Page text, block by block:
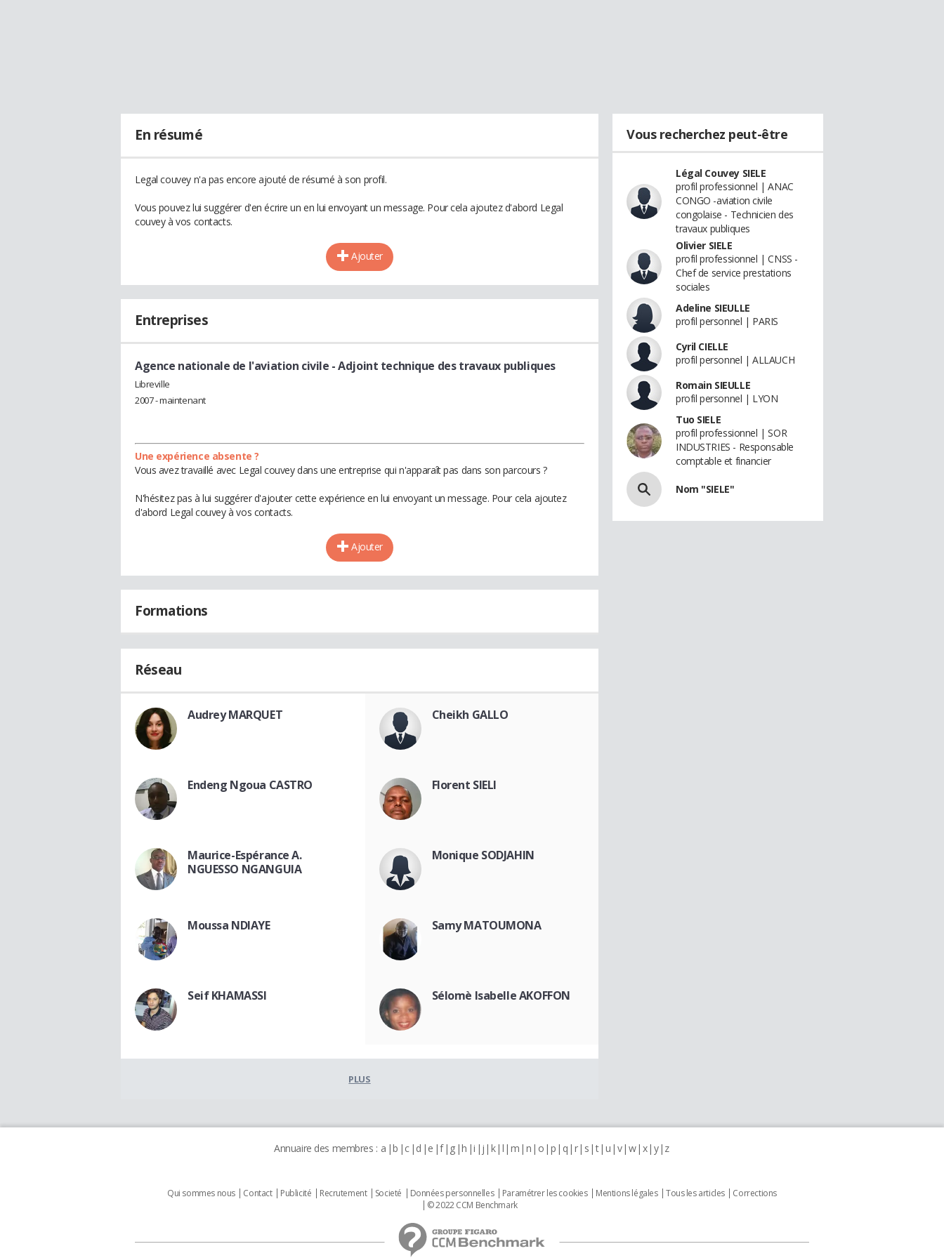
En résumé
Legal couvey n'a pas encore ajouté de résumé à son profil.
Vous pouvez lui suggérer d'en écrire un en lui envoyant un message. Pour cela ajoutez d'abord Legal
couvey à vos contacts.
Ajouter
Entreprises
Agence nationale de l'aviation civile - Adjoint technique des travaux publiques
Libreville
2007 - maintenant
Une expérience absente ?
Vous avez travaillé avec Legal couvey dans une entreprise qui n'apparaît pas dans son parcours ?
N'hésitez pas à lui suggérer d'ajouter cette expérience en lui envoyant un message. Pour cela ajoutez
d'abord Legal couvey à vos contacts.
Ajouter
Formations
Réseau
Audrey MARQUET Cheikh GALLO
Endeng Ngoua CASTRO Florent SIELI
Maurice-Espérance A.
NGUESSO NGANGUIA
Monique SODJAHIN
Moussa NDIAYE Samy MATOUMONA
Seif KHAMASSI Sélomè Isabelle AKOFFON
PLUS
Vous recherchez peut-être
Légal Couvey SIELE
profil professionnel | ANAC
CONGO -aviation civile
congolaise - Technicien des
travaux publiques
Olivier SIELE
profil professionnel | CNSS -
Chef de service prestations
sociales
Adeline SIEULLE
profil personnel | PARIS
Cyril CIELLE
profil personnel | ALLAUCH
Romain SIEULLE
profil personnel | LYON
Tuo SIELE
profil professionnel | SOR
INDUSTRIES - Responsable
comptable et financier
Nom "SIELE"
Annuaire des membres : a b c d e f g h i j k l m n o p q r s t u v w x y z
Qui sommes nous Contact Publicité Recrutement Societé Données personnelles Paramétrer les cookies Mentions légales Tous les articles
Corrections
© 2022 CCM Benchmark